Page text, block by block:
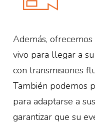
Además, ofrecemos
vivo para llegar a
con transmisiones
También podemos
para adaptarse a
garantizar que su